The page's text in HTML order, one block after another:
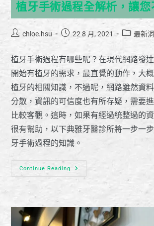
植牙手術過程全解析，讓您
chloe.hsu 22 8 月, 2021 最新
植牙手術過程有哪些呢？在現代網路發
開始有植牙的需求，最直覺的動作，大
植牙的相關知識，不過呢，網路雖然資
分散，資訊的可信度也有所存疑，需要
比較客觀。這時，如果有經過統整過的
很有幫助，以下典雅牙醫診所將一步一
牙手術過程的知識。
Continue Reading